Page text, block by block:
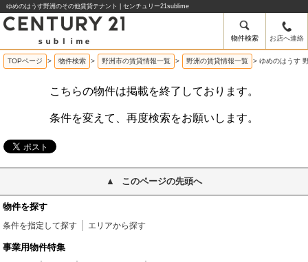
ゆめのはうす野洲のその他賃貸テナント | センチュリー21sublime
物件検索 お店へ連絡
TOPページ > 物件検索 > 野洲市の賃貸情報一覧 > 野洲の賃貸情報一覧 > ゆめのはうす
こちらの物件は掲載を終了しております。
条件を変えて、再度検索をお願いします。
このページの先頭へ
物件を探す
条件を指定して探す エリアから探す
事業用物件特集